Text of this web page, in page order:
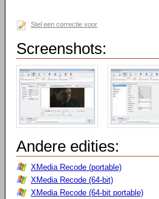
Stel een correctie voor
Screenshots:
Andere edities:
XMedia Recode (portable)
XMedia Recode (64-bit)
XMedia Recode (64-bit portable)